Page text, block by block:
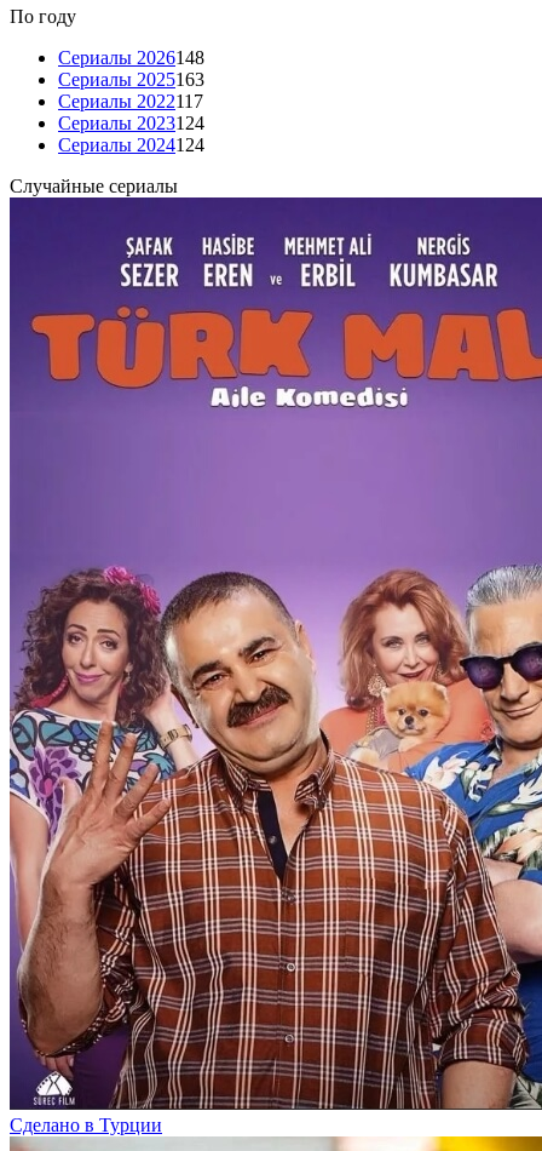
По году
Сериалы 2026148
Сериалы 2025163
Сериалы 2022117
Сериалы 2023124
Сериалы 2024124
Случайные сериалы
Сделано в Турции